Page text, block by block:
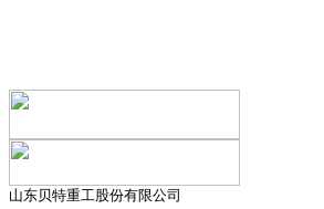
山东贝特重工股份有限公司